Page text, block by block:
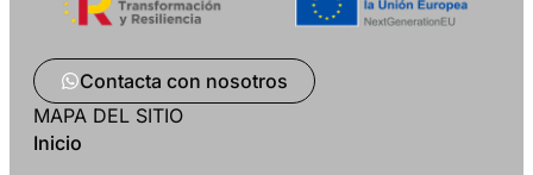
Contacta con nosotros
MAPA DEL SITIO
Inicio